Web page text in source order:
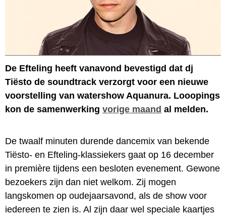
De Efteling heeft vanavond bevestigd dat dj
Tiësto de soundtrack verzorgt voor een nieuwe
voorstelling van watershow Aquanura. Looopings
kon de samenwerking vorige maand al melden.
De twaalf minuten durende dancemix van bekende
Tiësto- en Efteling-klassiekers gaat op 16 december
in première tijdens een besloten evenement. Gewone
bezoekers zijn dan niet welkom. Zij mogen
langskomen op oudejaarsavond, als de show voor
iedereen te zien is. Al zijn daar wel speciale kaartjes